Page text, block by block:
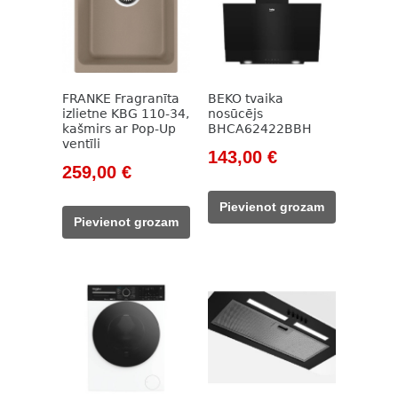
FRANKE Fragranīta
izlietne KBG 110-34,
kašmirs ar Pop-Up
ventīli
Original
was:
345,00 €.
259,00 €Current
259,00 €.
Pievienot grozam
BEKO tvaika
nosūcējs
BHCA62422BBH
Original
was:
785,00 €.
143,00 €Current
143,00 €.
Pievienot grozam